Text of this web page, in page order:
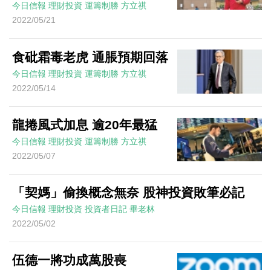
今日信報 理財投資 運籌制勝 方立祺
2022/05/21
食砒霜毒老虎 通脹預期回落
今日信報 理財投資 運籌制勝 方立祺
2022/05/14
龍捲風式加息 逾20年最猛
今日信報 理財投資 運籌制勝 方立祺
2022/05/07
「契媽」偷換概念無奈 股神投資敗筆必記
今日信報 理財投資 投資者日記 畢老林
2022/05/02
伍德一將功成萬股喪